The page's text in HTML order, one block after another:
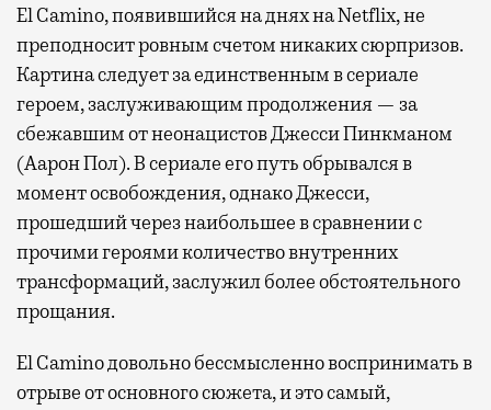
ElCamino, появившийся на днях на Netflix, не
преподносит ровным счетом никаких сюрпризов.
Картина следует за единственным в сериале
героем, заслуживающим продолжения — за
сбежавшим от неонацистов Джесси Пинкманом
(Аарон Пол). В сериале его путь обрывался в
момент освобождения, однако Джесси,
прошедший через наибольшее в сравнении с
прочими героями количество внутренних
трансформаций, заслужил более обстоятельного
прощания.
ElCaminoдовольно бессмысленно воспринимать в
отрыве от основного сюжета, и это самый,